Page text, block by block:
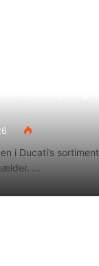
i Ducati’s